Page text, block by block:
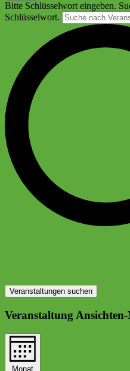
Bitte Schlüsselwort eingeben.
Schlüsselwort.
Veranstaltungen suchen
Veranstaltung
Monat